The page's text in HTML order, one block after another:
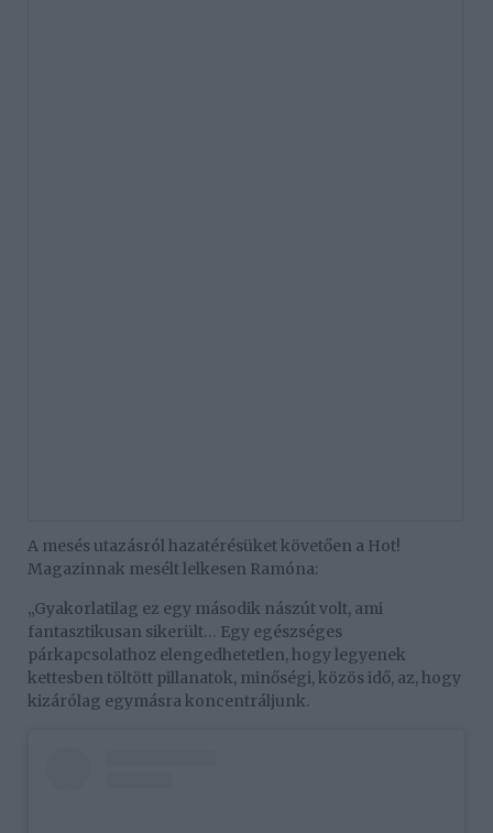
A mesés utazásról hazatérésüket követően a Hot!
Magazinnak mesélt lelkesen Ramóna:
„Gyakorlatilag ez egy második nászút volt, ami
fantasztikusan sikerült… Egy egészséges
párkapcsolathoz elengedhetetlen, hogy legyenek
kettesben töltött pillanatok, minőségi, közös idő, az, hogy
kizárólag egymásra koncentráljunk.